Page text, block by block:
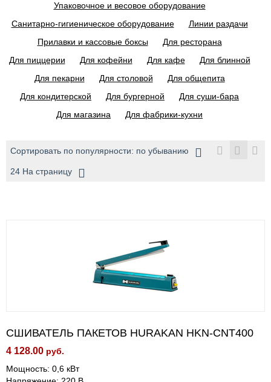
Упаковочное и весовое оборудование
Санитарно-гигиеническое оборудование
Линии раздачи
Прилавки и кассовые боксы
Для ресторана
Для пиццерии
Для кофейни Для кафе
Для блинной
Для пекарни
Для столовой
Для общепита
Для кондитерской
Для бургерной
Для суши-бара
Для магазина
Для фабрики-кухни
Сортировать по популярности: по убыванию
24 На страницу
СШИВАТЕЛЬ ПАКЕТОВ HURAKAN HKN-CNT400
4 128.00 руб.
Мощность: 0,6 кВт